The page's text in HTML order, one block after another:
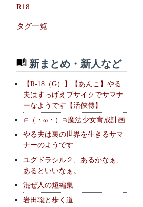
R18
タグ一覧
新まとめ・新人など
【R-18（G）】【あんこ】やる
夫はすっげえブサイクでサマナ
ーなようです【活俠傳】
∈（・ω・）∋魔法少女育成計画
やる夫は裏の世界を生きるサマ
ナーのようです
ユグドラシル２、あるかなぁ、
あるといいなぁ。
混ぜ人の短編集
岩田聡と歩く道